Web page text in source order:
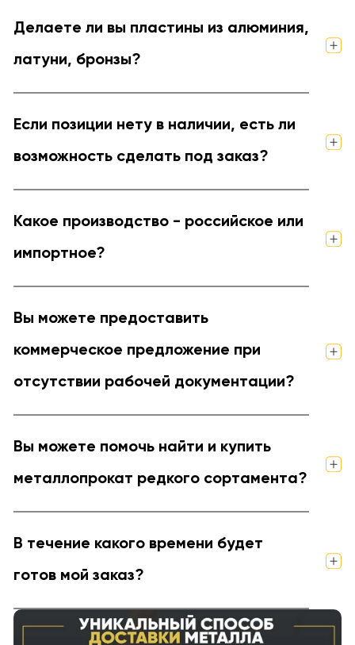
Делаете ли вы пластины из алюминия,
латуни, бронзы?
Если позиции нету в наличии, есть ли
возможность сделать под заказ?
Какое производство - российское или
импортное?
Вы можете предоставить
коммерческое предложение при
отсутствии рабочей документации?
Вы можете помочь найти и купить
металлопрокат редкого сортамента?
В течение какого времени будет
готов мой заказ?